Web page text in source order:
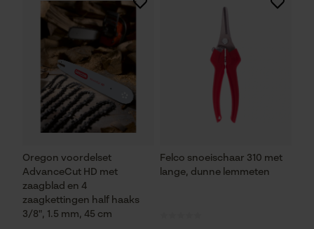
Oregon voordelset
AdvanceCut HD met
zaagblad en 4
zaagkettingen half haaks
3/8", 1.5 mm, 45 cm
Felco snoeischaar 310 met
lange, dunne lemmeten